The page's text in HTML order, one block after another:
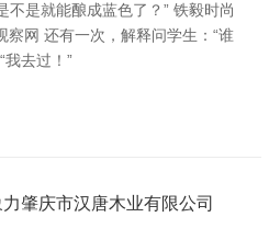
不是就能酿成蓝色了？” 铁毅时尚
察网 还有一次，解释问学生：“谁
我去过！”
肇庆市汉唐木业有限公司